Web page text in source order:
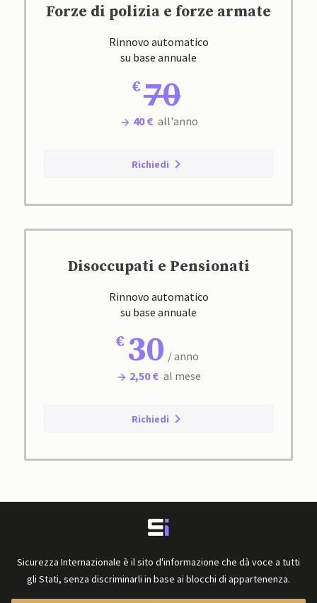
Forze di polizia e forze armate
Rinnovo automatico
su base annuale
70
40 € all'anno
Richiedi
Disoccupati e Pensionati
Rinnovo automatico
su base annuale
30 / anno
2,50 € al mese
Richiedi
Sicurezza Internazionale è il sito d'informazione che dà voce a tutti
gli Stati, senza discriminarli in base ai blocchi di appartenenza.